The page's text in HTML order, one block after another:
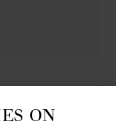
ON